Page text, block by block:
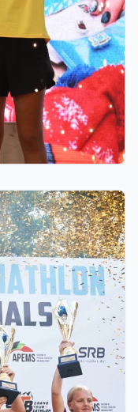
Астанада
жүлде қоры,
хрустальді